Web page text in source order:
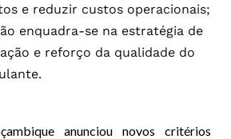
e reduzir custos operacionais;
enquadra-se na estratégia de
e reforço da qualidade do
anunciou novos critérios